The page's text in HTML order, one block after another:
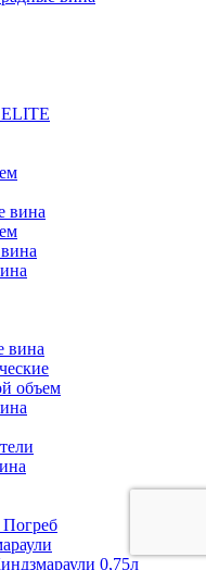
вина
вина
объем
Погреб
0,75л